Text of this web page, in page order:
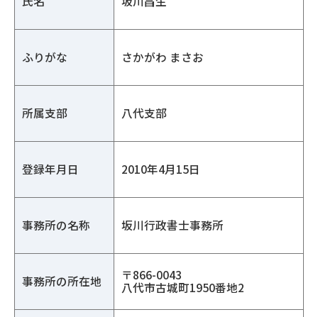
ふりがな さかがわ まさお
所属支部 八代支部
登録年月日 2010年4月15日
事務所の名称 坂川行政書士事務所
事務所の所在地 〒866-0043
八代市古城町1950番地2